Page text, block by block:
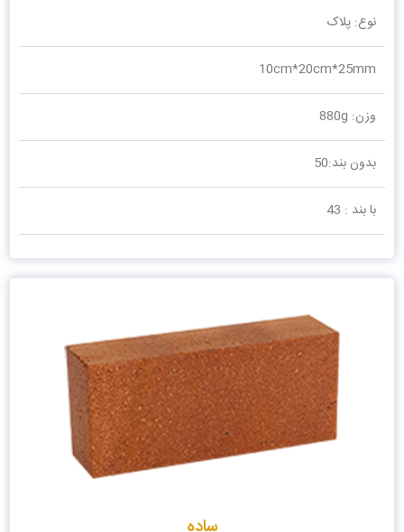
نوع: پلاک
10cm*20cm*25mm
وزن: 880g
بدون بند:50
با بند : 43